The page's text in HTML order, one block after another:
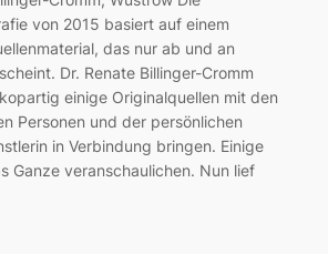
von 2015 basiert auf einem
das nur ab und an
Dr. Renate Billinger-Cromm
einige Originalquellen mit den
Personen und der persönlichen
in Verbindung bringen. Einige
Ganze veranschaulichen. Nun lief